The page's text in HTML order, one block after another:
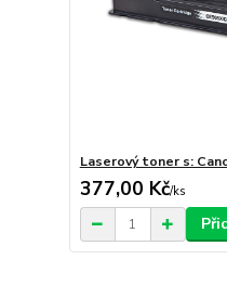
Laserový toner s:
377,00 Kč/ks